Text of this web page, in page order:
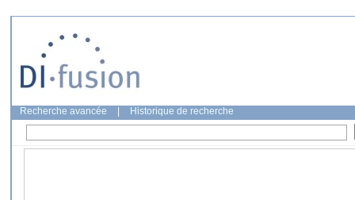
Recherche avancée Historique de recherche